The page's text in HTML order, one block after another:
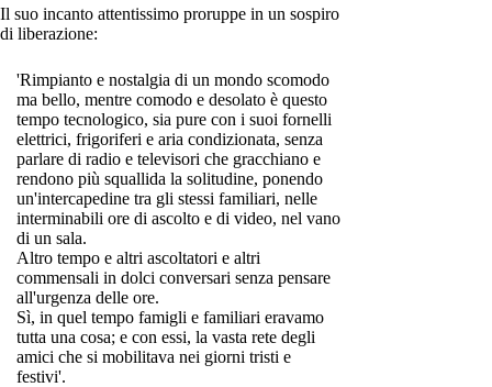
Il suo incanto attentissimo proruppe in un sospiro
di liberazione:
'Rimpianto e nostalgia di un mondo scomodo
ma bello, mentre comodo e desolato è questo
tempo tecnologico, sia pure con i suoi fornelli
elettrici, frigoriferi e aria condizionata, senza
parlare di radio e televisori che gracchiano e
rendono più squallida la solitudine, ponendo
un'intercapedine tra gli stessi familiari, nelle
interminabili ore di ascolto e di video, nel vano
di un sala.
Altro tempo e altri ascoltatori e altri
commensali in dolci conversari senza pensare
all'urgenza delle ore.
Sì, in quel tempo famigli e familiari eravamo
tutta una cosa; e con essi, la vasta rete degli
amici che si mobilitava nei giorni tristi e
festivi'.